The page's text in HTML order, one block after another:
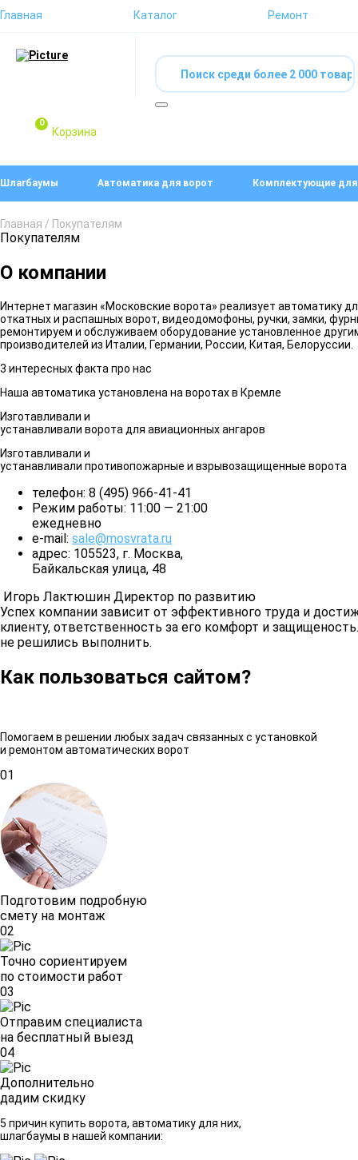
Главная Каталог Ремонт
0
Корзина
Шлагбаумы Автоматика для ворот Комплектующие
Главная / Покупателям
Покупателям
О компании
Интернет магазин «Московские ворота» реализует
откатных и распашных ворот, видеодомофоны, ручки, замки,
ремонтируем и обслуживаем оборудование установленное
производителей из Италии, Германии, России, Китая, Белоруссии.
3 интересных факта про нас
Наша автоматика установлена на воротах в Кремле
Изготавливали и
устанавливали ворота для авиационных ангаров
Изготавливали и
устанавливали противопожарные и взрывозащищенные ворота
телефон: 8 (495) 966-41-41
Режим работы: 11:00 — 21:00
ежедневно
e-mail: sale@mosvrata.ru
адрес: 105523, г. Москва,
Байкальская улица, 48
Игорь Лактюшин Директор по развитию
Успех компании зависит от эффективного труда и
клиенту, ответственность за его комфорт и
не решились выполнить.
Как пользоваться сайтом?
Помогаем в решении любых задач связанных с установкой
и ремонтом автоматических ворот
01
Подготовим подробную
смету на монтаж
02
Точно сориентируем
по стоимости работ
03
Отправим специалиста
на бесплатный выезд
04
Дополнительно
дадим скидку
5 причин купить ворота, автоматику для них,
шлагбаумы в нашей компании: